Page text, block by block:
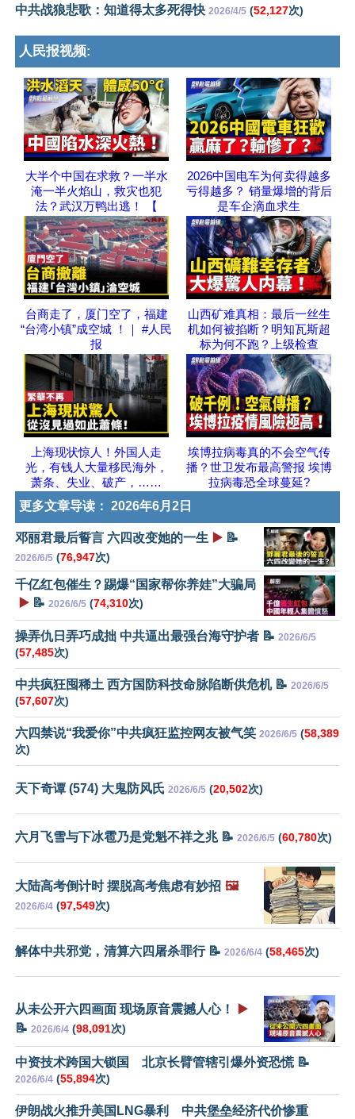
中共战狼悲歌：知道得太多死得快 2026/4/5 (52,127次)
人民报视频:
大半个中国在求救？一半水
淹一半火焰山，救灾也犯
法？武汉万鸭出逃！ 【
2026中国电车为何卖得越多
亏得越多？ 销量爆增的背后
是车企滴血求生
台商走了，厦门空了，福建
“台湾小镇”成空城 ！｜ #人民
报
山西矿难真相：最后一丝生
机如何被掐断？明知瓦斯超
标为何不跑？上级检查
上海现状惊人！外国人走
光，有钱人大量移民海外，
萧条、失业、破产，……
埃博拉病毒真的不会空气传
播？世卫发布最高警报 埃博
拉病毒恐全球蔓延?
更多文章导读： 2026年6月2日
邓丽君最后誓言 六四改变她的一生 ▶️ 📝
2026/6/5 (76,947次)
千亿红包催生？踢爆“国家帮你养娃”大骗局
▶️ 📝 2026/6/5 (74,310次)
操弄仇日弄巧成拙 中共逼出最强台海守护者 📝 2026/6/5
(57,485次)
中共疯狂囤稀土 西方国防科技命脉陷断供危机 📝 2026/6/5
(57,607次)
六四禁说“我爱你”中共疯狂监控网友被气笑 2026/6/5 (58,389
次)
天下奇谭 (574) 大鬼防风氏 2026/6/5 (20,502次)
六月飞雪与下冰雹乃是党魁不祥之兆 📝 2026/6/5 (60,780次)
大陆高考倒计时 摆脱高考焦虑有妙招 🖼️
2026/6/4 (97,549次)
解体中共邪党，清算六四屠杀罪行 📝 2026/6/4 (58,465次)
从未公开六四画面 现场原音震撼人心！
▶️
📝 2026/6/4 (98,091次)
中资技术跨国大锁国 北京长臂管辖引爆外资恐慌 📝
2026/6/4 (55,894次)
伊朗战火推升美国LNG暴利 中共堡垒经济代价惨重